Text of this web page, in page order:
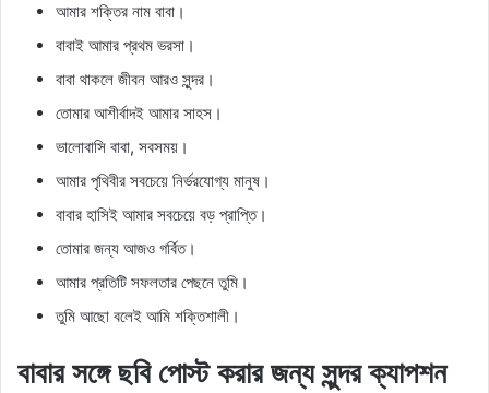
আমার শক্তির নাম বাবা।
বাবাই আমার প্রথম ভরসা।
বাবা থাকলে জীবন আরও সুন্দর।
তোমার আশীর্বাদই আমার সাহস।
ভালোবাসি বাবা, সবসময়।
আমার পৃথিবীর সবচেয়ে নির্ভরযোগ্য মানুষ।
বাবার হাসিই আমার সবচেয়ে বড় প্রাপ্তি।
তোমার জন্য আজও গর্বিত।
আমার প্রতিটি সফলতার পেছনে তুমি।
তুমি আছো বলেই আমি শক্তিশালী।
বাবার সঙ্গে ছবি পোস্ট করার জন্য সুন্দর ক্যাপশন